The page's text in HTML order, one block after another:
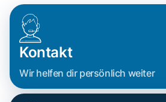
Kontakt
Wir helfen dir persönlich weiter